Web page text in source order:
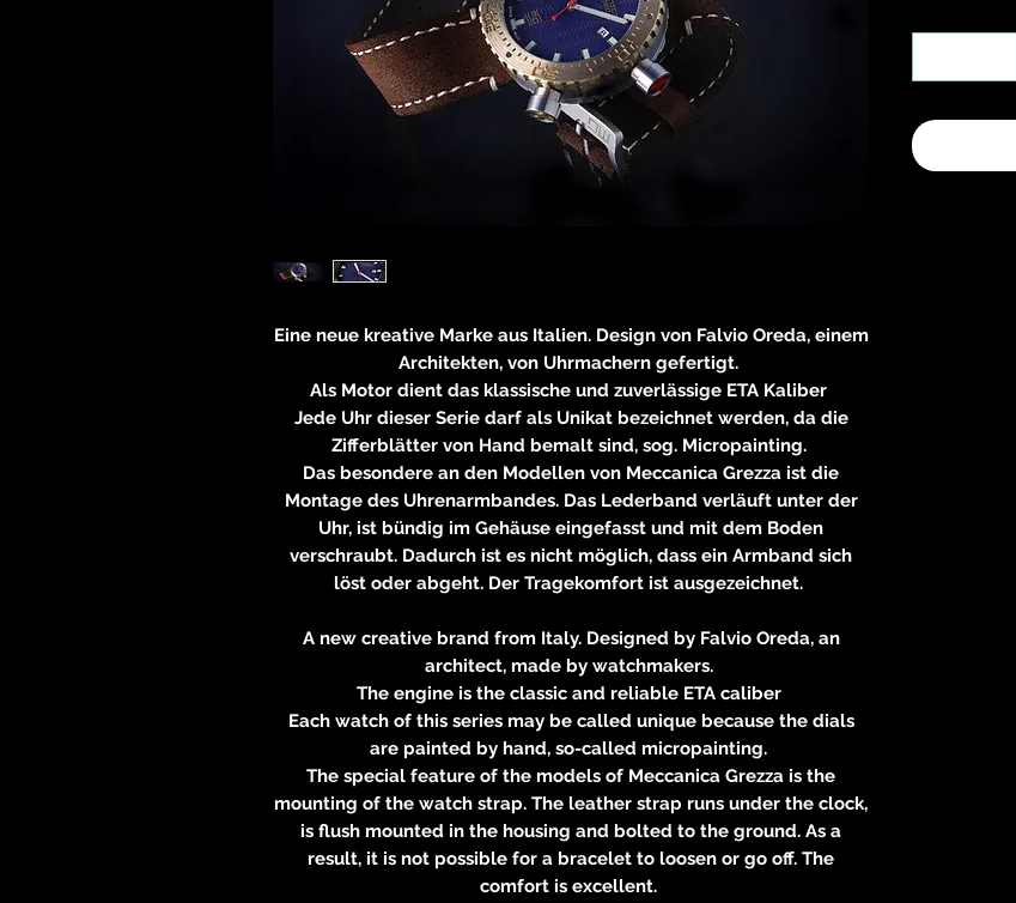
Eine neue kreative Marke aus Italien. Design von Falvio Oreda, einem
Architekten, von Uhrmachern gefertigt.
Als Motor dient das klassische und zuverlässige ETA Kaliber
Jede Uhr dieser Serie darf als Unikat bezeichnet werden, da die
Zifferblätter von Hand bemalt sind, sog. Micropainting.
Das besondere an den Modellen von Meccanica Grezza ist die
Montage des Uhrenarmbandes. Das Lederband verläuft unter der
Uhr, ist bündig im Gehäuse eingefasst und mit dem Boden
verschraubt. Dadurch ist es nicht möglich, dass ein Armband sich
löst oder abgeht. Der Tragekomfort ist ausgezeichnet.
A new creative brand from Italy. Designed by Falvio Oreda, an
architect, made by watchmakers.
The engine is the classic and reliable ETA caliber
Each watch of this series may be called unique because the dials
are painted by hand, so-called micropainting.
The special feature of the models of Meccanica Grezza is the
mounting of the watch strap. The leather strap runs under the clock,
is flush mounted in the housing and bolted to the ground. As a
result, it is not possible for a bracelet to loosen or go off. The
comfort is excellent.